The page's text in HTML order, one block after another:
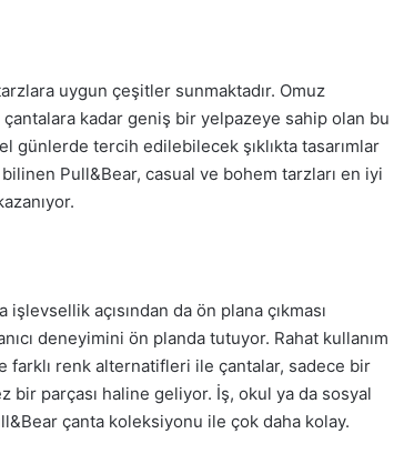
uygun çeşitler sunmaktadır. Omuz
çantalara kadar geniş bir yelpazeye sahip olan bu
günlerde tercih edilebilecek şıklıkta tasarımlar
Pull&Bear, casual ve bohem tarzları en iyi
açısından da ön plana çıkması
deneyimini ön planda tutuyor. Rahat kullanım
farklı renk alternatifleri ile çantalar, sadece bir
bir parçası haline geliyor. İş, okul ya da sosyal
çanta koleksiyonu ile çok daha kolay.